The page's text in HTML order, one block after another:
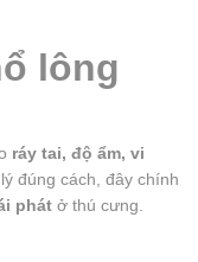
lông
ráy tai, độ ẩm, vi
đúng cách, đây chính
phát ở thú cưng.